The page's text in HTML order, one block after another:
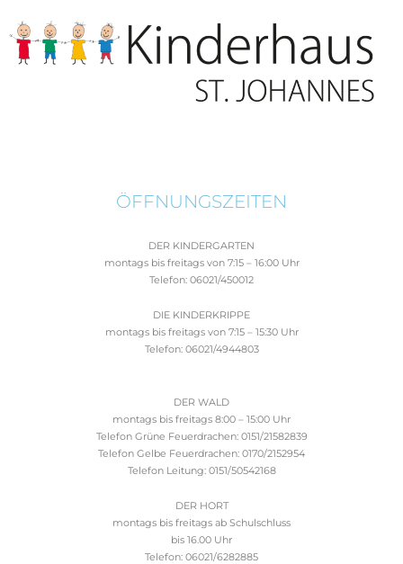
ÖFFNUNGSZEITEN
DER KINDERGARTEN
montags bis freitags von 7:15 – 16:00 Uhr
Telefon: 06021/450012
DIE KINDERKRIPPE
montags bis freitags von 7:15 – 15:30 Uhr
Telefon: 06021/4944803
DER WALD
montags bis freitags 8:00 – 15:00 Uhr
Telefon Grüne Feuerdrachen: 0151/21582839
Telefon Gelbe Feuerdrachen: 0170/2152954
Telefon Leitung: 0151/50542168
DER HORT
montags bis freitags ab Schulschluss
bis 16.00 Uhr
Telefon: 06021/6282885